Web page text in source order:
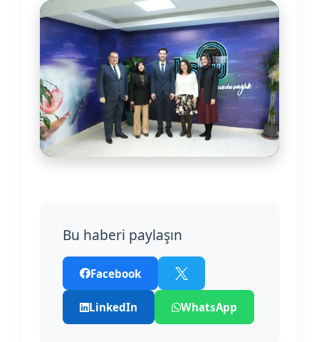
Bu haberi paylaşın
Facebook
LinkedIn WhatsApp